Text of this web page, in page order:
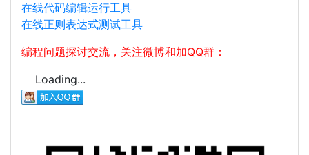
在线代码编辑运行工具
在线正则表达式测试工具
编程问题探讨交流，关注微博和加QQ群：
Loading...